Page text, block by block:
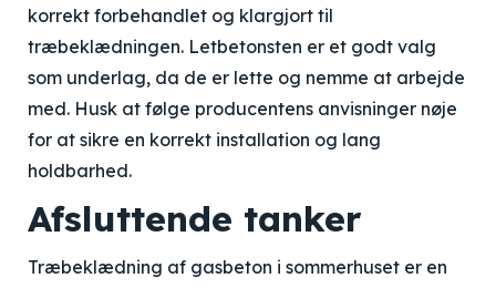
korrekt forbehandlet og klargjort til
træbeklædningen. Letbetonsten er et godt valg
som underlag, da de er lette og nemme at arbejde
med. Husk at følge producentens anvisninger nøje
for at sikre en korrekt installation og lang
holdbarhed.
Afsluttende tanker
Træbeklædning af gasbeton i sommerhuset er en